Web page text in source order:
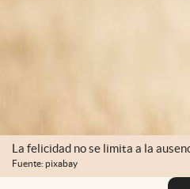
La felicidad no se limita a la
Fuente: pixabay